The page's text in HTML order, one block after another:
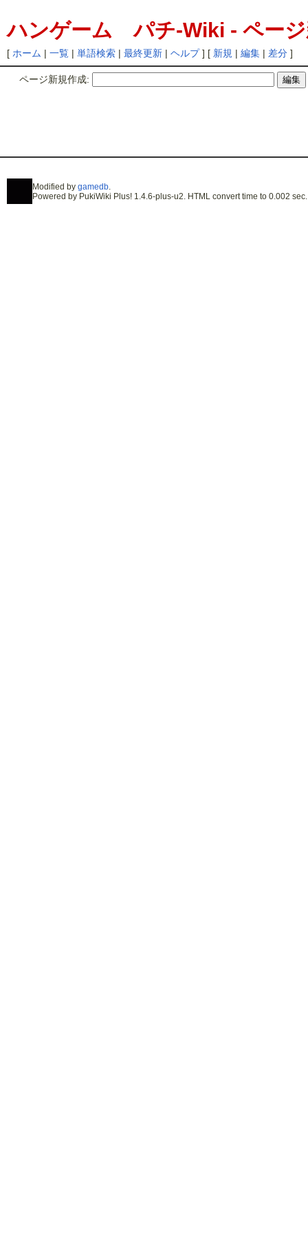
ハンゲーム パチ-Wiki - ページ
[ ホーム | 一覧| 単語検索| 最終更新| ヘルプ] [ 新規 | 編集| 差分]
ページ新規作成:
Modified by gamedb.
Powered by PukiWiki Plus! 1.4.6-plus-u2. HTML convert time to 0.002 sec.